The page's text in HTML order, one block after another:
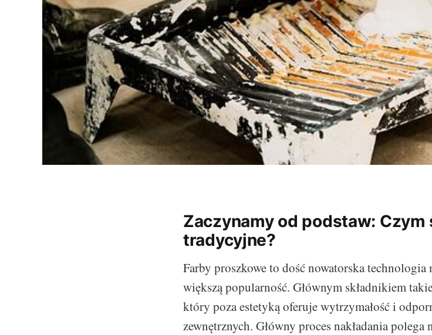
Zaczynamy od podstaw: Czym
tradycyjne?
Farby proszkowe to dość nowatorska
większą popularność. Głównym składnikiem
który poza estetyką oferuje wytrzymałość i
zewnętrznych. Główny proces nakładania